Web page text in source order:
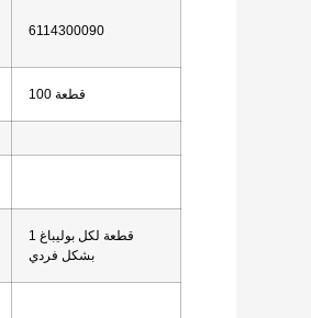
6114300090
100 قطعة
1 قطعة لكل بوليباغ
بشكل فردي